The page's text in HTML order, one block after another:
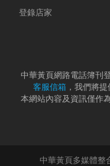
登錄店家
中華黃頁網路電話簿刊
客服信箱 ，我們將
本網站內容及資訊僅作
中華黃頁多媒體整